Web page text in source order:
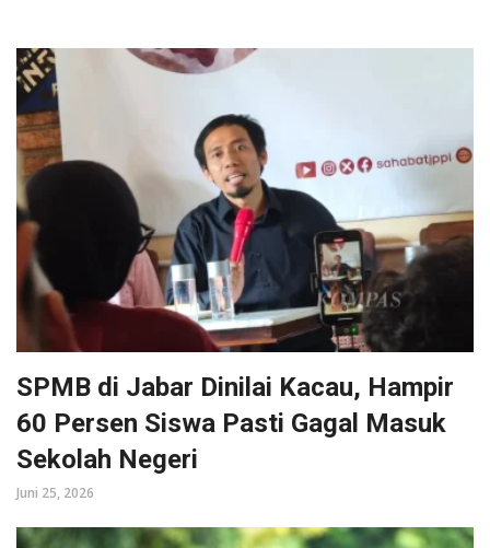
SPMB di Jabar Dinilai Kacau, Hampir
60 Persen Siswa Pasti Gagal Masuk
Sekolah Negeri
Juni 25, 2026